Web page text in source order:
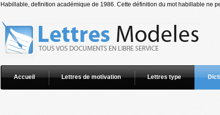
Habillable, definition académique de 1986. Cette définition du mot habillable ne
Accueil Lettres de motivation Lettres type